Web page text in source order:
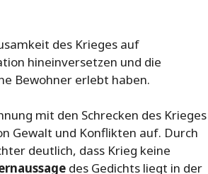
des Krieges auf
hineinversetzen und die
Bewohner erlebt haben.
mit den Schrecken des Krieges
Gewalt und Konflikten auf. Durch
deutlich, dass Krieg keine
des Gedichts liegt in der